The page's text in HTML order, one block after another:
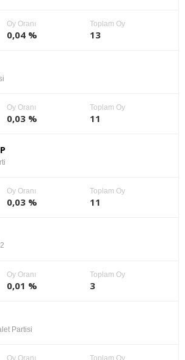
Oy Oranı
0,04 %
Toplam Oy
13
Oy Oranı
0,03 %
Toplam Oy
11
Oy Oranı
0,03 %
Toplam Oy
11
Oy Oranı
0,01 %
Toplam Oy
3
Partisi